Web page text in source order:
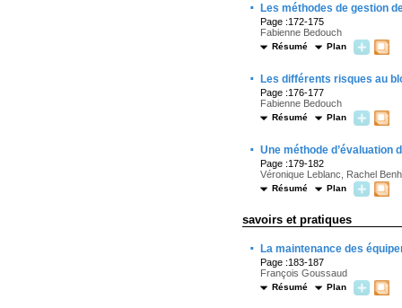
· Les méthodes de gestion
Page :172-175
Fabienne Bedouch
Résumé Plan
· Les différents risques au
Page :176-177
Fabienne Bedouch
Résumé Plan
· Une méthode d’évaluation
Page :179-182
Véronique Leblanc, Rachel
Résumé Plan
savoirs et pratiques
· La maintenance des
Page :183-187
François Goussaud
Résumé Plan